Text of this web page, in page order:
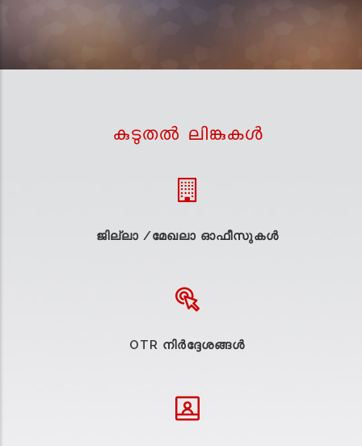
കുടുതല്‍ ലിങ്കുകള്‍
ജില്ലാ /മേഖലാ ഓഫീസുകള്‍
OTR നിർദ്ദേശങ്ങൾ